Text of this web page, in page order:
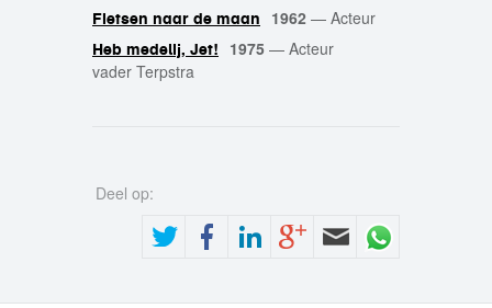
Fietsen naar de maan 1962 — Acteur
Heb medelij, Jet! 1975 — Acteur
vader Terpstra
Deel op: